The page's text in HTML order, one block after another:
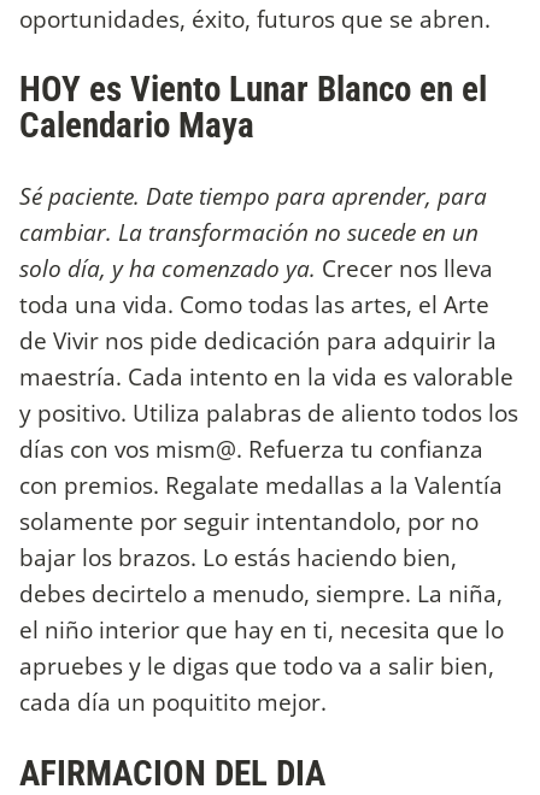
oportunidades, éxito, futuros que se abren.
HOY es Viento Lunar Blanco en el
Calendario Maya
Sé paciente. Date tiempo para aprender, para
cambiar. La transformación no sucede en un
solo día, y ha comenzado ya. Crecer nos lleva
toda una vida. Como todas las artes, el Arte
de Vivir nos pide dedicación para adquirir la
maestría. Cada intento en la vida es valorable
y positivo. Utiliza palabras de aliento todos los
días con vos mism@. Refuerza tu confianza
con premios. Regalate medallas a la Valentía
solamente por seguir intentandolo, por no
bajar los brazos. Lo estás haciendo bien,
debes decirtelo a menudo, siempre. La niña,
el niño interior que hay en ti, necesita que lo
apruebes y le digas que todo va a salir bien,
cada día un poquitito mejor.
AFIRMACION DEL DIA